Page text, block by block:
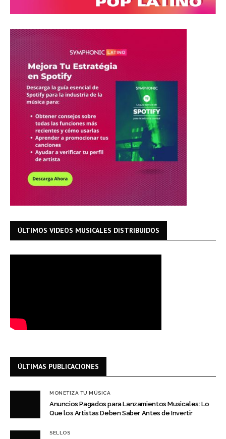
ÚLTIMOS VIDEOS MUSICALES DISTRIBUIDOS
ÚLTIMAS PUBLICACIONES
MONETIZA TU MÚSICA
Anuncios Pagados para Lanzamientos Musicales: Lo
Que los Artistas Deben Saber Antes de Invertir
SELLOS